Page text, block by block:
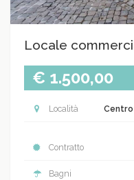
Locale
€ 1.500,00
Località
Contratto
Bagni